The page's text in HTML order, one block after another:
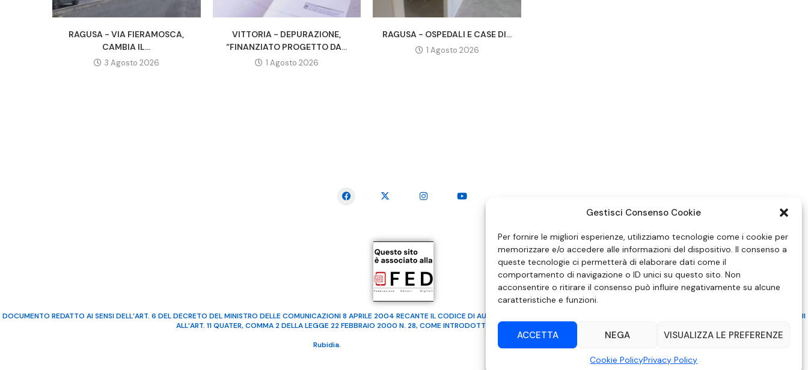
Gestisci Consenso Cookie
Per fornire le migliori esperienze, utilizziamo tecnologie come i cookie per
memorizzare e/o accedere alle informazioni del dispositivo. Il consenso a
queste tecnologie ci permetterà di elaborare dati come il
comportamento di navigazione o ID unici su questo sito. Non
acconsentire o ritirare il consenso può influire negativamente su alcune
caratteristiche e funzioni.
ACCETTA NEGA VISUALIZZA LE PREFERENZE
Cookie PolicyPrivacy Policy
RAGUSA - VIA FIERAMOSCA,
CAMBIA IL...
3 Agosto 2026
VITTORIA - DEPURAZIONE,
“FINANZIATO PROGETTO DA...
1 Agosto 2026
RAGUSA - OSPEDALI E CASE DI...
1 Agosto 2026
DOCUMENTO REDATTO AI SENSI DELL’ART. 6 DEL DECRETO DEL MINISTRO DELLE COMUNICAZIONI 8 APRILE 2004 RECANTE IL CODICE DI AUTOREGOLAMENTAZIONE IN MATERIA DI ATTUAZIONE DEL PRINCIPIO DEL PLURALISMO, DI CUI
ALL’ART. 11 QUATER, COMMA 2 DELLA LEGGE 22 FEBBRAIO 2000 N. 28, COME INTRODOTTO DALLA LEGGE 6 NOVEMBRE 2003, N. 313
Rubidia. Tutti i diritti riservati | RVM Srl – SS 115 Km 339,500 – Modica (RG) | P.Iva 00857190888.